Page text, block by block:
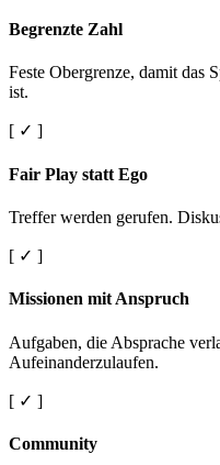
Begrenzte Zahl
Feste Obergrenze, damit das
ist.
[ ✓ ]
Fair Play statt Ego
Treffer werden gerufen.
[ ✓ ]
Missionen mit Anspruch
Aufgaben, die Absprache
Aufeinanderzulaufen.
[ ✓ ]
Community